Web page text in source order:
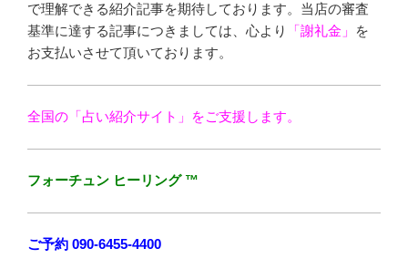
で理解できる紹介記事を期待しております。当店の審査
基準に達する記事につきましては、心より
「謝礼金」
を
お支払いさせて頂いております。
全国の「占い紹介サイト」をご支援します。
フォーチュン ヒーリング ™
ご予約 090-6455-4400